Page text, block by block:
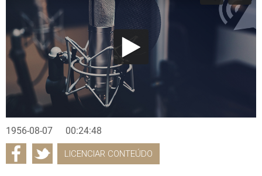
1956-08-07 00:24:48
LICENCIAR CONTEÚDO